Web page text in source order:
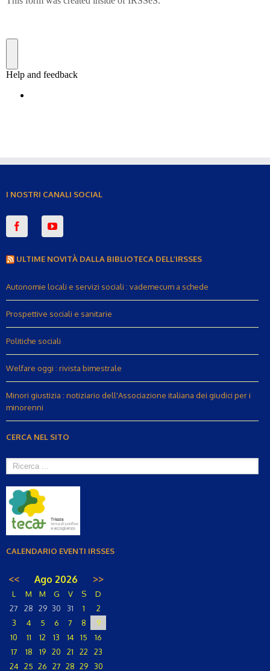
I NOSTRI CANALI SOCIAL
ULTIME NOVITÀ DALLA BIBLIOTECA DELL’IRSSES
Autonomie locali e servizi sociali : vademecum a schede
Prospettive sociali e sanitarie
Politiche sociali
Welfare oggi : rivista bimestrale
Minori giustizia : notiziario dell'Associazione italiana dei giudici per i
minorenni
CERCA NEL SITO
CALENDARIO EVENTI IRSSES
<< Ago 2026 >>
L M M G V S
D
27
28 29 30 31 1
2
3
4 5 6 7 8
9
10
11 12 13 14 15
16
17
18 19 20 21 22
23
24
25 26 27 28 29 30